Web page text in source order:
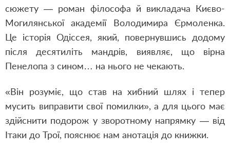
сюжету — роман філософа й викладача Києво-
Могилянської академії Володимира Єрмоленка.
Це історія Одіссея, який, повернувшись додому
після десятиліть мандрів, виявляє, що вірна
Пенелопа з сином… на нього не чекають.
«Він розуміє, що став на хибний шлях і тепер
мусить виправити свої помилки», а для цього має
здійснити подорож у зворотному напрямку — від
Ітаки до Трої, пояснює нам анотація до книжки.